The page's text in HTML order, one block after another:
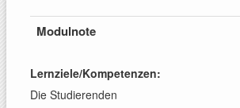
Modulnote
Lernziele/Kompetenzen:
Die Studierenden